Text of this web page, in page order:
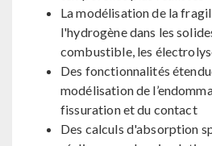
La modélisation de la
l'hydrogène dans les
combustible, les
Des fonctionnalités
modélisation de
fissuration et du contact
Des calculs d'absorption